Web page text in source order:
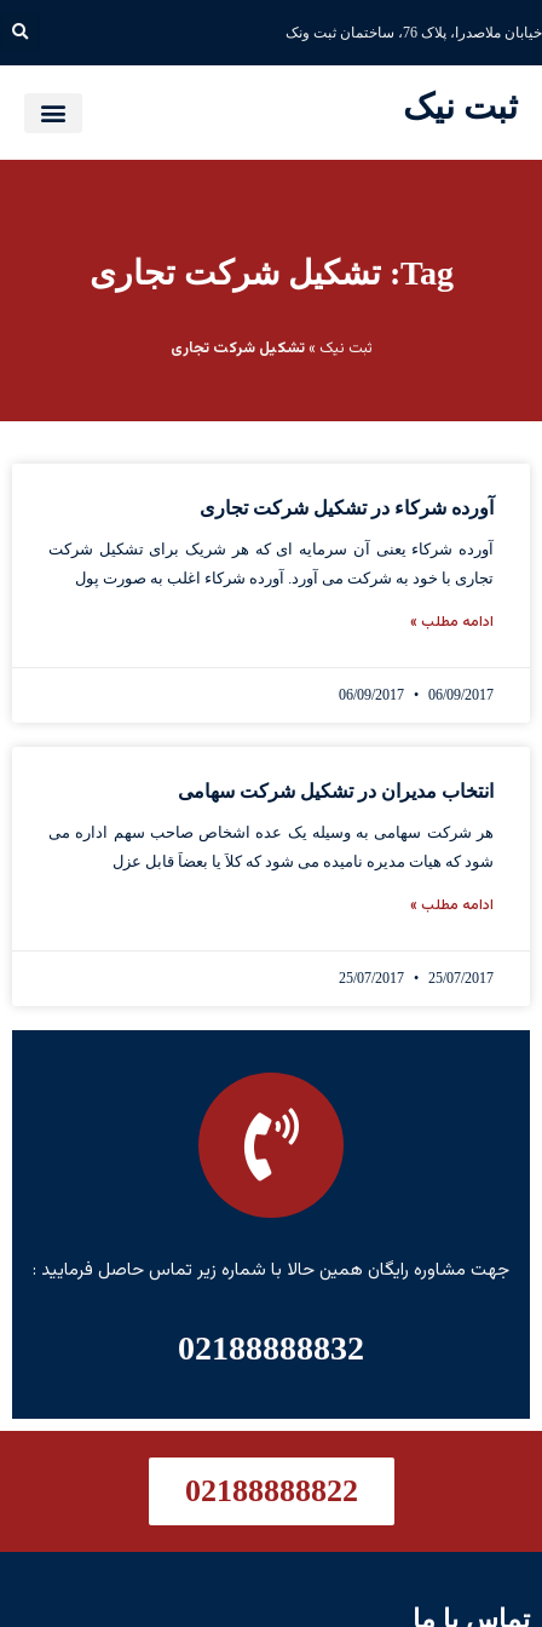
خیابان ملاصدرا، پلاک 76، ساختمان ثبت ونک
ثبت نیک
Tag: تشکیل شرکت تجاری
ثبت نیک »تشکیل شرکت تجاری
آورده شرکاء در تشکیل شرکت تجاری
آورده شرکاء یعنی آن سرمایه ای که هر شریک برای تشکیل شرکت
تجاری با خود به شرکت می آورد. آورده شرکاء اغلب به صورت پول
ادامه مطلب »
06/09/2017
انتخاب مدیران در تشکیل شرکت سهامی
هر شرکت سهامی به وسیله یک عده اشخاص صاحب سهم اداره می
شود که هیات مدیره نامیده می شود که کلاَ یا بعضاَ قابل عزل
ادامه مطلب »
25/07/2017
جهت مشاوره رایگان همین حالا با شماره زیر تماس حاصل فرمایید :
02188888832
02188888822
تماس با ما